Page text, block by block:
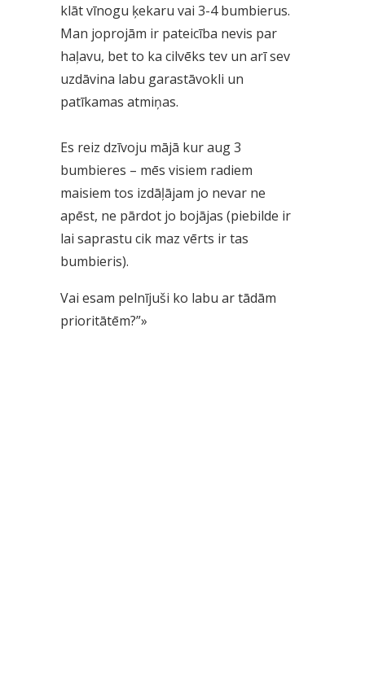
klāt vīnogu ķekaru vai 3-4 bumbierus.
Man joprojām ir pateicība nevis par
haļavu, bet to ka cilvēks tev un arī sev
uzdāvina labu garastāvokli un
patīkamas atmiņas.
Es reiz dzīvoju mājā kur aug 3
bumbieres – mēs visiem radiem
maisiem tos izdāļājam jo nevar ne
apēst, ne pārdot jo bojājas (piebilde ir
lai saprastu cik maz vērts ir tas
bumbieris).
Vai esam pelnījuši ko labu ar tādām
prioritātēm?”»